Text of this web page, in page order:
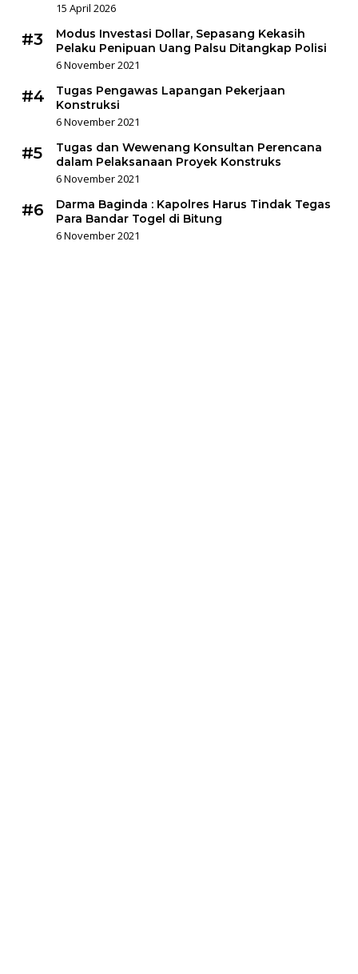
15 April 2026
#3
Modus Investasi Dollar, Sepasang Kekasih
Pelaku Penipuan Uang Palsu Ditangkap Polisi
6 November 2021
#4
Tugas Pengawas Lapangan Pekerjaan
Konstruksi
6 November 2021
#5
Tugas dan Wewenang Konsultan Perencana
dalam Pelaksanaan Proyek Konstruks
6 November 2021
#6
Darma Baginda : Kapolres Harus Tindak Tegas
Para Bandar Togel di Bitung
6 November 2021